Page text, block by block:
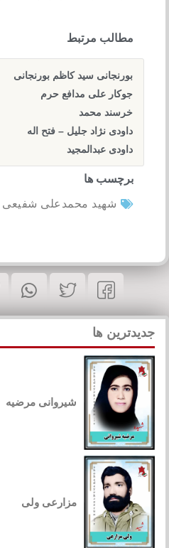
مطالب مرتبط
بورنجانی سید کاظم بورنجانی
جوکار علی مدافع حرم
خرسند محمد
داودی نژاد جلیل – فتح اله
داودی عبدالمجید
برچسب ها
شهید محمدعلی شفیعی
جدیدترین ها
شیروانی مرضیه
مزارعی ولی